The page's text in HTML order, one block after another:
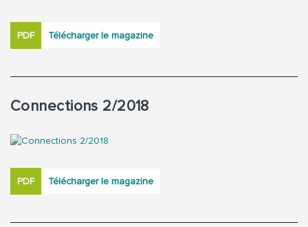
PDF Télécharger le magazine
Connections 2/2018
PDF Télécharger le magazine